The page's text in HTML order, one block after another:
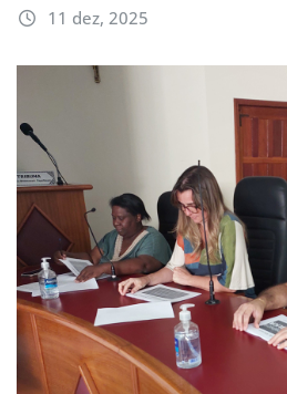
11 dez, 2025